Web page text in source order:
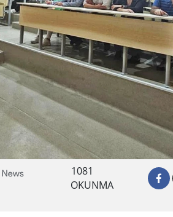
1081
OKUNMA